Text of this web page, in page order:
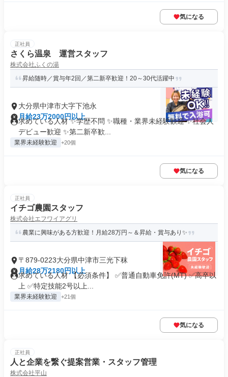
気になる
正社員
さくら温泉 運営スタッフ
株式会社ふくの湯
昇給随時／賞与年2回／第二新卒歓迎！20～30代活躍中
大分県中津市大字下池永
月給23万2000円以上
求めている人材 ✨学歴不問 ✨職種・業界未経験歓迎 ✨社会人
デビュー歓迎 ✨第二新卒歓...
業界未経験歓迎 +20個
気になる
正社員
イチゴ農園スタッフ
株式会社エフワイアグリ
農業に興味がある方歓迎！月給28万円～＆昇給・賞与あり✨
〒879-0223大分県中津市三光下秣
月給28万2180円以上
求めている人材 【必須条件】 ✅普通自動車免許(MT) ✅高卒以
上 ✅特定技能2号以上...
業界未経験歓迎 +21個
気になる
正社員
人と企業を繋ぐ提案営業・スタッフ管理
株式会社平山